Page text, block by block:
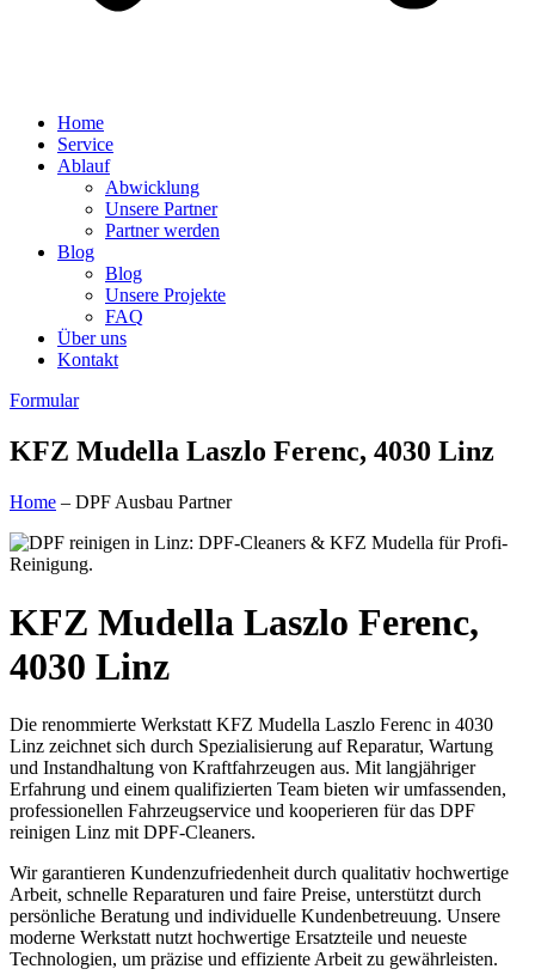
Home
Service
Ablauf
Abwicklung
Unsere Partner
Partner werden
Blog
Blog
Unsere Projekte
FAQ
Über uns
Kontakt
Formular
KFZ Mudella Laszlo Ferenc, 4030 Linz
Home – DPF Ausbau Partner
KFZ Mudella Laszlo Ferenc,
4030 Linz
Die renommierte Werkstatt KFZ Mudella Laszlo Ferenc in 4030
Linz zeichnet sich durch Spezialisierung auf Reparatur, Wartung
und Instandhaltung von Kraftfahrzeugen aus. Mit langjähriger
Erfahrung und einem qualifizierten Team bieten wir umfassenden,
professionellen Fahrzeugservice und kooperieren für das DPF
reinigen Linz mit DPF-Cleaners.
Wir garantieren Kundenzufriedenheit durch qualitativ hochwertige
Arbeit, schnelle Reparaturen und faire Preise, unterstützt durch
persönliche Beratung und individuelle Kundenbetreuung. Unsere
moderne Werkstatt nutzt hochwertige Ersatzteile und neueste
Technologien, um präzise und effiziente Arbeit zu gewährleisten.